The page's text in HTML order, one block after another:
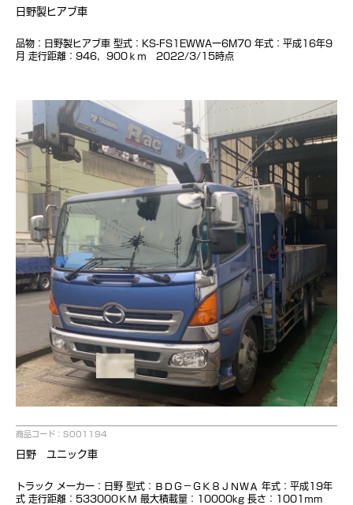
日野製ヒアブ車
品物：日野製ヒアブ車 型式：KS-FS1EWWAー6M70 年式：平成16年9
月 走行距離：946，900ｋｍ 2022/3/15時点
商品コード：S001194
日野 ユニック車
トラック メーカー：日野 型式：ＢＤＧ－ＧＫ８ＪＮＷＡ 年式：平成19年
式 走行距離：533000ＫＭ 最大積載量：10000kg 長さ：1001ｍm